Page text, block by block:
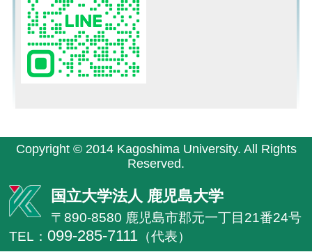
Copyright © 2014 Kagoshima University. All Rights
Reserved.
国立大学法人 鹿児島大学
〒890-8580 鹿児島市郡元一丁目21番24号
TEL：099-285-7111 （代表）